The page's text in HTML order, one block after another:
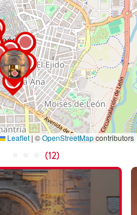
Leaflet | ©OpenStreetMapcontributors
(12)